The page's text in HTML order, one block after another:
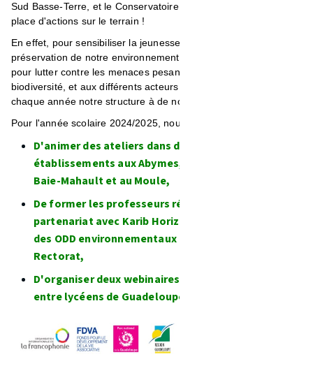
Sud Basse-Terre, et le Conservatoire du Littoral pour la mise en
place d'actions sur le terrain !
En effet, pour sensibiliser la jeunesse aux thématiques de la
préservation de notre environnement, aux actions nécessaires
pour lutter contre les menaces pesant sur notre précieuse
biodiversité, et aux différents acteurs impliqués, nous ouvrons
chaque année notre structure à de nouvelles collaborations !
Pour l'année scolaire 2024/2025, nous prévoyons :
D'animer des ateliers dans de nouveaux
établissements aux Abymes, à Pointe-à-Pitre, à
Baie-Mahault et au Moule,
De former les professeurs référents EDD en
partenariat avec Karib Horizon sur les thématiques
des ODD environnementaux à la demande du
Rectorat,
D'organiser deux webinaires d'échange caribéen
entre lycéens de Guadeloupe et de Dominique.